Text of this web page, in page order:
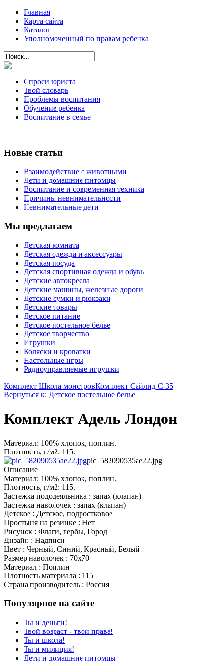
Главная
Карта сайта
Каталог
Уполномоченный по правам ребенка
Спроси юриста
Твой словарь
Проблемы воспитания
Обучение ребенка
Воспитание в семье
Новые статьи
Взаимодействие с животными
Дети и домашние питомцы
Воспитание и современная техника
Причины невнимательности
Невнимательные дети
Мы предлагаем
Детская комната
Детская одежда и аксессуары
Детская посуда
Детская спортивная одежда и обувь
Детские автокресла
Детские машины, железные дороги
Детские сумки и рюкзаки
Детские товары
Детское питание
Детское постельное белье
Детское творчество
Игрушки
Коляски и кроватки
Настольные игры
Радиоуправляемые игрушки
Комплект Школа монстровКомплект Сайлид С-35
Вернуться к: Детское постельное белье
Комплект Адель Лондон
Материал: 100% хлопок, поплин.
Плотность, г/м2: 115.
pic_582090535ae22.jpg
Описание
Материал: 100% хлопок, поплин.
Плотность, г/м2: 115.
Застежка пододеяльника : запах (клапан)
Застежка наволочек : запах (клапан)
Детское : Детское, подростковое
Простыня на резинке : Нет
Рисунок : Флаги, гербы, Город
Дизайн : Надписи
Цвет : Черный, Синий, Красный, Белый
Размер наволочек : 70x70
Материал : Поплин
Плотность материала : 115
Страна производитель : Россия
Популярное на сайте
Ты и деньги!
Твой возраст - твои права!
Ты и школа!
Ты и милиция!
Дети и домашние питомцы